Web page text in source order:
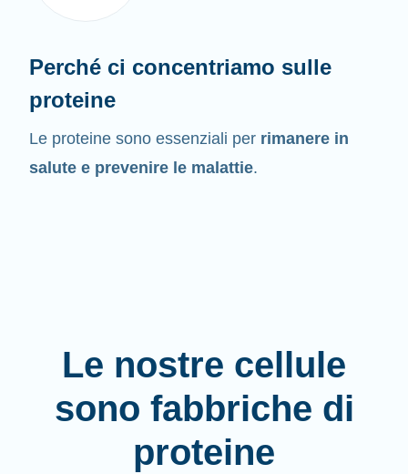
Perché ci concentriamo sulle
proteine
Le proteine sono essenziali per rimanere in
salute e prevenire le malattie.
Le nostre cellule
sono fabbriche di
proteine